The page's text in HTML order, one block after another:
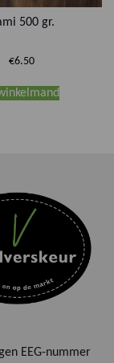
500 gr.
€6.50
EEG-nummer